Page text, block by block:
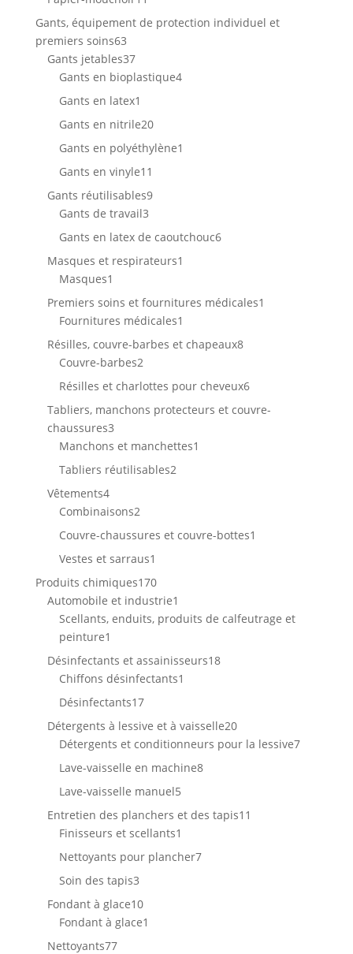
produits
Gants, équipement de protection individuel et
premiers soins6363
produits
Gants jetables3737
produits
Gants en bioplastique44
Gants en latex1
produit
Gants en nitrile2020
produits
Gants en polyéthylène1
Gants en vinyle11
Gants réutilisables99
Gants de travail33
produits
Gants en latex de caoutchouc66
Masques et respirateurs1
Masques1
produit
Premiers soins et fournitures médicales1
Fournitures médicales1
produit
Résilles, couvre-barbes et chapeaux88
Couvre-barbes22
produits
Résilles et charlottes pour cheveux66
Tabliers, manchons protecteurs et couvre-
chaussures33
produits
Manchons et manchettes1
Tabliers réutilisables22
Vêtements44
produits
Combinaisons22
produits
Couvre-chaussures et couvre-bottes1
Vestes et sarraus1
produit
Produits chimiques170170
produits
Automobile et industrie1
produit
Scellants, enduits, produits de calfeutrage et
peinture1
produit
Désinfectants et assainisseurs1818
Chiffons désinfectants1
Désinfectants1717
produits
Détergents à lessive et à vaisselle2020
produits
Détergents et conditionneurs pour la lessive77
Lave-vaisselle en machine88
Lave-vaisselle manuel55
produits
Entretien des planchers et des tapis11
Finisseurs et scellants1
produit
Nettoyants pour plancher77
Soin des tapis33
produits
Fondant à glace1010
produits
Fondant à glace1
Nettoyants7777